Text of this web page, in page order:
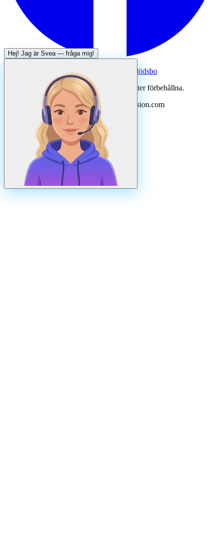
Dödsboofferter — hjälp med dödsbo
Svenska Hantverkare. Alla rättigheter förbehållna.
Uppdateradaugusti 2026· Drivs av N3ovision.com
Hej! Jag är Svea— fråga mig!